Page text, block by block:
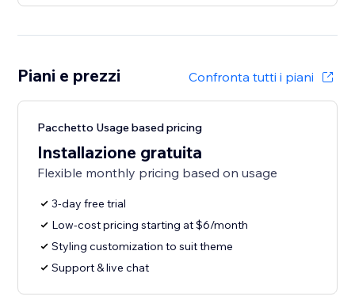
Piani e prezzi Confronta tutti i piani
Pacchetto Usage based pricing
Installazione gratuita
Flexible monthly pricing based on usage
3-day free trial
Low-cost pricing starting at $6/month
Styling customization to suit theme
Support & live chat